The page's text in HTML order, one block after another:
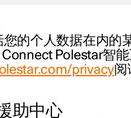
的个人数据在内的
Polestar智
privacy阅
助中心